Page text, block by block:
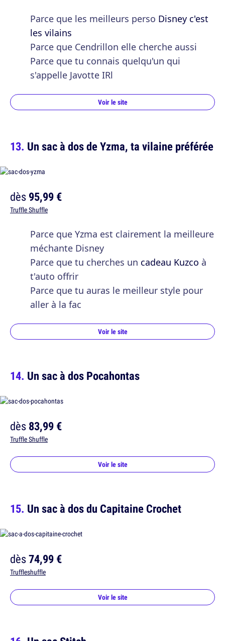
Parce que les meilleurs perso Disney c'est
les vilains
Parce que Cendrillon elle cherche aussi
Parce que tu connais quelqu'un qui
s'appelle Javotte IRl
Voir le site
Un sac à dos de Yzma, ta vilaine préférée
dès95,99 €
Truffle Shuffle
Parce que Yzma est clairement la meilleure
méchante Disney
Parce que tu cherches un cadeau Kuzco à
t'auto offrir
Parce que tu auras le meilleur style pour
aller à la fac
Voir le site
Un sac à dos Pocahontas
dès83,99 €
Truffle Shuffle
Voir le site
Un sac à dos du Capitaine Crochet
dès74,99 €
Truffleshuffle
Voir le site